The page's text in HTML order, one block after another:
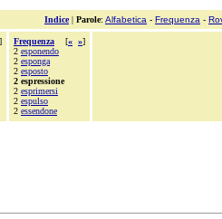
Indice| Parole: Alfabetica - Frequenza -
]
Frequenza [« »]
2 esponendo
2 esponga
2 esposto
2 espressione
2 esprimersi
2 espulso
2 essendone